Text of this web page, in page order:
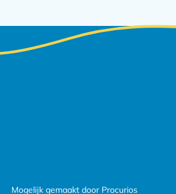
Mogelijk gemaakt door Procurios